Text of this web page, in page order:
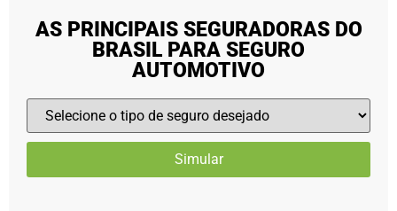
AS PRINCIPAIS SEGURADORAS DO
BRASIL PARA SEGURO
AUTOMOTIVO